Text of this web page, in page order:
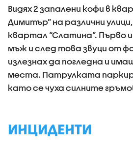
Видях 2 запалени кофи в
Димитър” на различни
квартал “Слатина”. Първо
мъж и след това звуци от
излезнах да погледна и
места. Патрулката
като се чуха силните
ИНЦИДЕНТИ